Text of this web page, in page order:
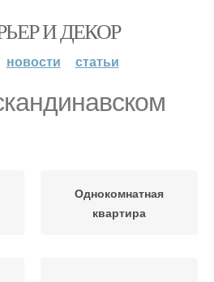
И ДЕКОР
новости статьи
Однокомнатная
квартира